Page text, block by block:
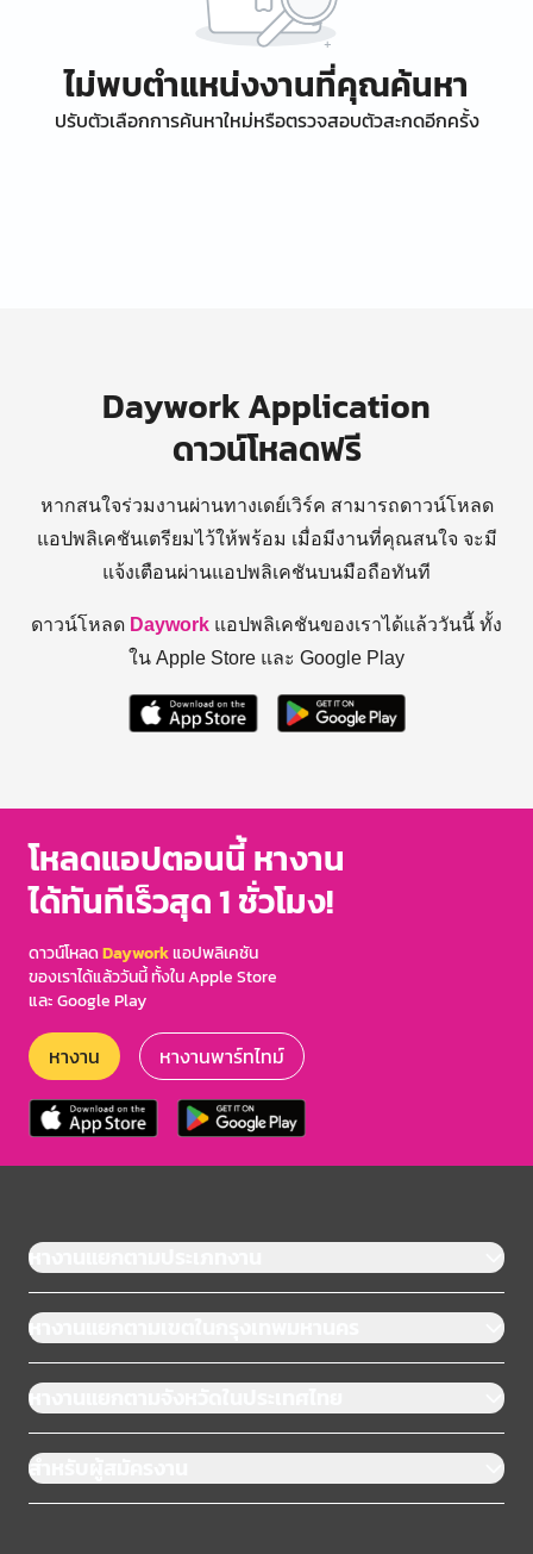
ไม่พบตำแหน่งงานที่คุณค้นหา
ปรับตัวเลือกการค้นหาใหม่หรือตรวจสอบตัวสะกดอีกครั้ง
Daywork Application
ดาวน์โหลดฟรี
หากสนใจร่วมงานผ่านทางเดย์เวิร์ค สามารถดาวน์โหลด
แอปพลิเคชันเตรียมไว้ให้พร้อม เมื่อมีงานที่คุณสนใจ จะมี
แจ้งเตือนผ่านแอปพลิเคชันบนมือถือทันที
ดาวน์โหลด Daywork แอปพลิเคชันของเราได้แล้ววันนี้ ทั้ง
ใน Apple Store และ Google Play
โหลดแอปตอนนี้ หางาน
ได้ทันทีเร็วสุด 1 ชั่วโมง!
ดาวน์โหลดDayworkแอปพลิเคชัน
ของเราได้แล้ววันนี้ ทั้งใน Apple Store
และ Google Play
หางาน หางานพาร์ทไทม์
หางานแยกตามประเภทงาน
หางานแยกตามเขตในกรุงเทพมหานคร
หางานแยกตามจังหวัดในประเทศไทย
สำหรับผู้สมัครงาน